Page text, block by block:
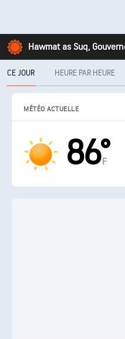
CE JOUR HEURE PAR HEURE
MÉTÉO ACTUELLE
86°
F